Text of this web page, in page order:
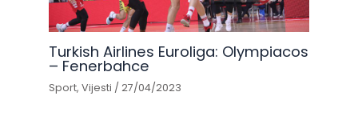
Turkish Airlines Euroliga: Olympiacos
– Fenerbahce
Sport,Vijesti /27/04/2023